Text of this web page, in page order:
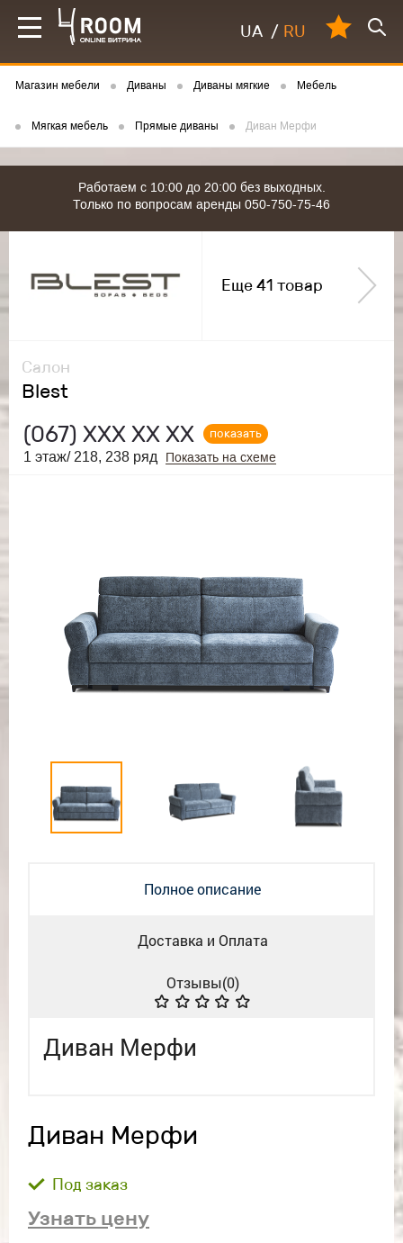
UA / RU
Магазин мебели Диваны Диваны мягкие Мебель
Мягкая мебель Прямые диваны Диван Мерфи
Работаем с 10:00 до 20:00 без выходных.
Только по вопросам аренды 050-750-75-46
Салон
Blest
(067) ХХХ ХХ ХХ
показать
1 этаж/ 218, 238 ряд
Показать на схеме
Еще 41 товар
Полное описание
Доставка и Оплата
Отзывы(0)
Диван Мерфи
Диван Мерфи
Под заказ
Узнать цену